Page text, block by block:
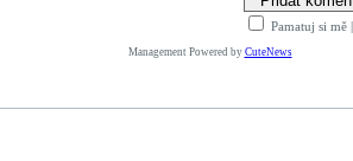
Pamatuj si mě|
Management Powered by CuteNews